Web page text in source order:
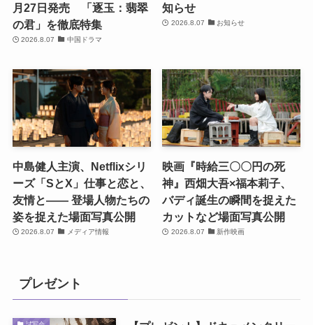
月27日発売 「逐玉：翡翠
の君」を徹底特集
2026.8.07 中国ドラマ
知らせ
2026.8.07 お知らせ
中島健人主演、Netflixシリ
ーズ「SとX」仕事と恋と、
友情と―― 登場人物たちの
姿を捉えた場面写真公開
2026.8.07 メディア情報
映画『時給三〇〇円の死
神』西畑大吾×福本莉子、
バディ誕生の瞬間を捉えた
カットなど場面写真公開
2026.8.07 新作映画
プレゼント